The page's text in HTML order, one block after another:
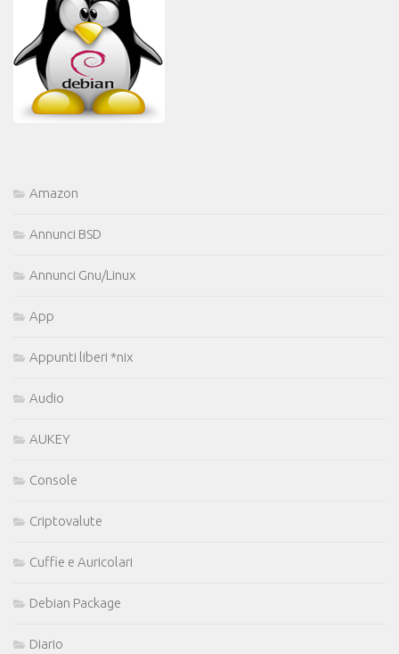
Amazon
Annunci BSD
Annunci Gnu/Linux
App
Appunti liberi *nix
Audio
AUKEY
Console
Criptovalute
Cuffie e Auricolari
Debian Package
Diario